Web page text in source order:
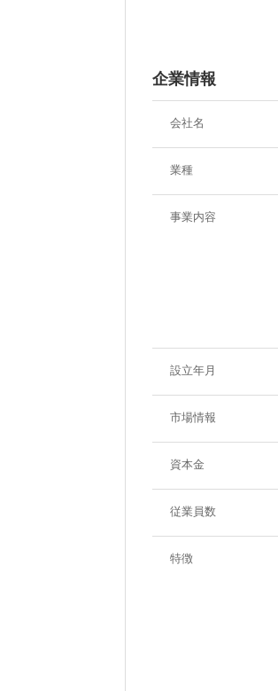
企業情報
会社名
業種
事業内容
設立年月
市場情報
資本金
従業員数
特徴